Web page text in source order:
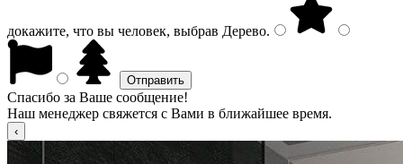
докажите, что вы человек, выбрав Дерево.
Спасибо за Ваше сообщение!
Наш менеджер свяжется с Вами в ближайшее время.